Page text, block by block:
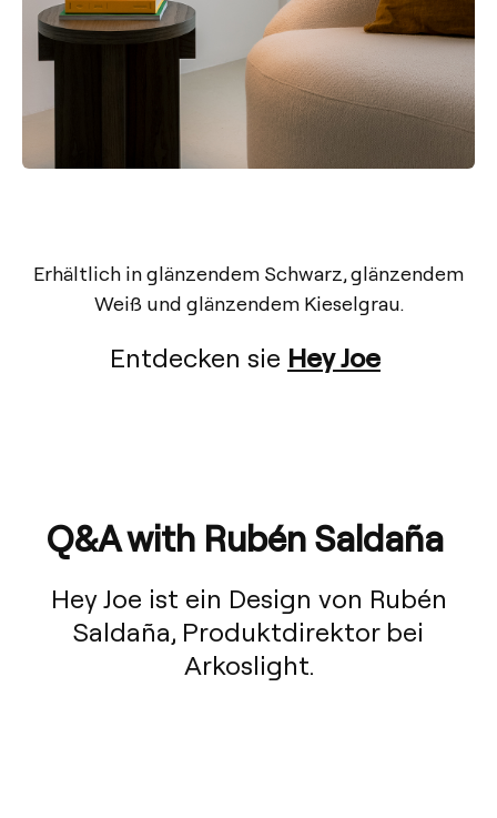
Erhältlich in glänzendem Schwarz, glänzendem
Weiß und glänzendem Kieselgrau.
Entdecken sie Hey Joe
Q&A with Rubén Saldaña
Hey Joe ist ein Design von Rubén
Saldaña, Produktdirektor bei
Arkoslight.